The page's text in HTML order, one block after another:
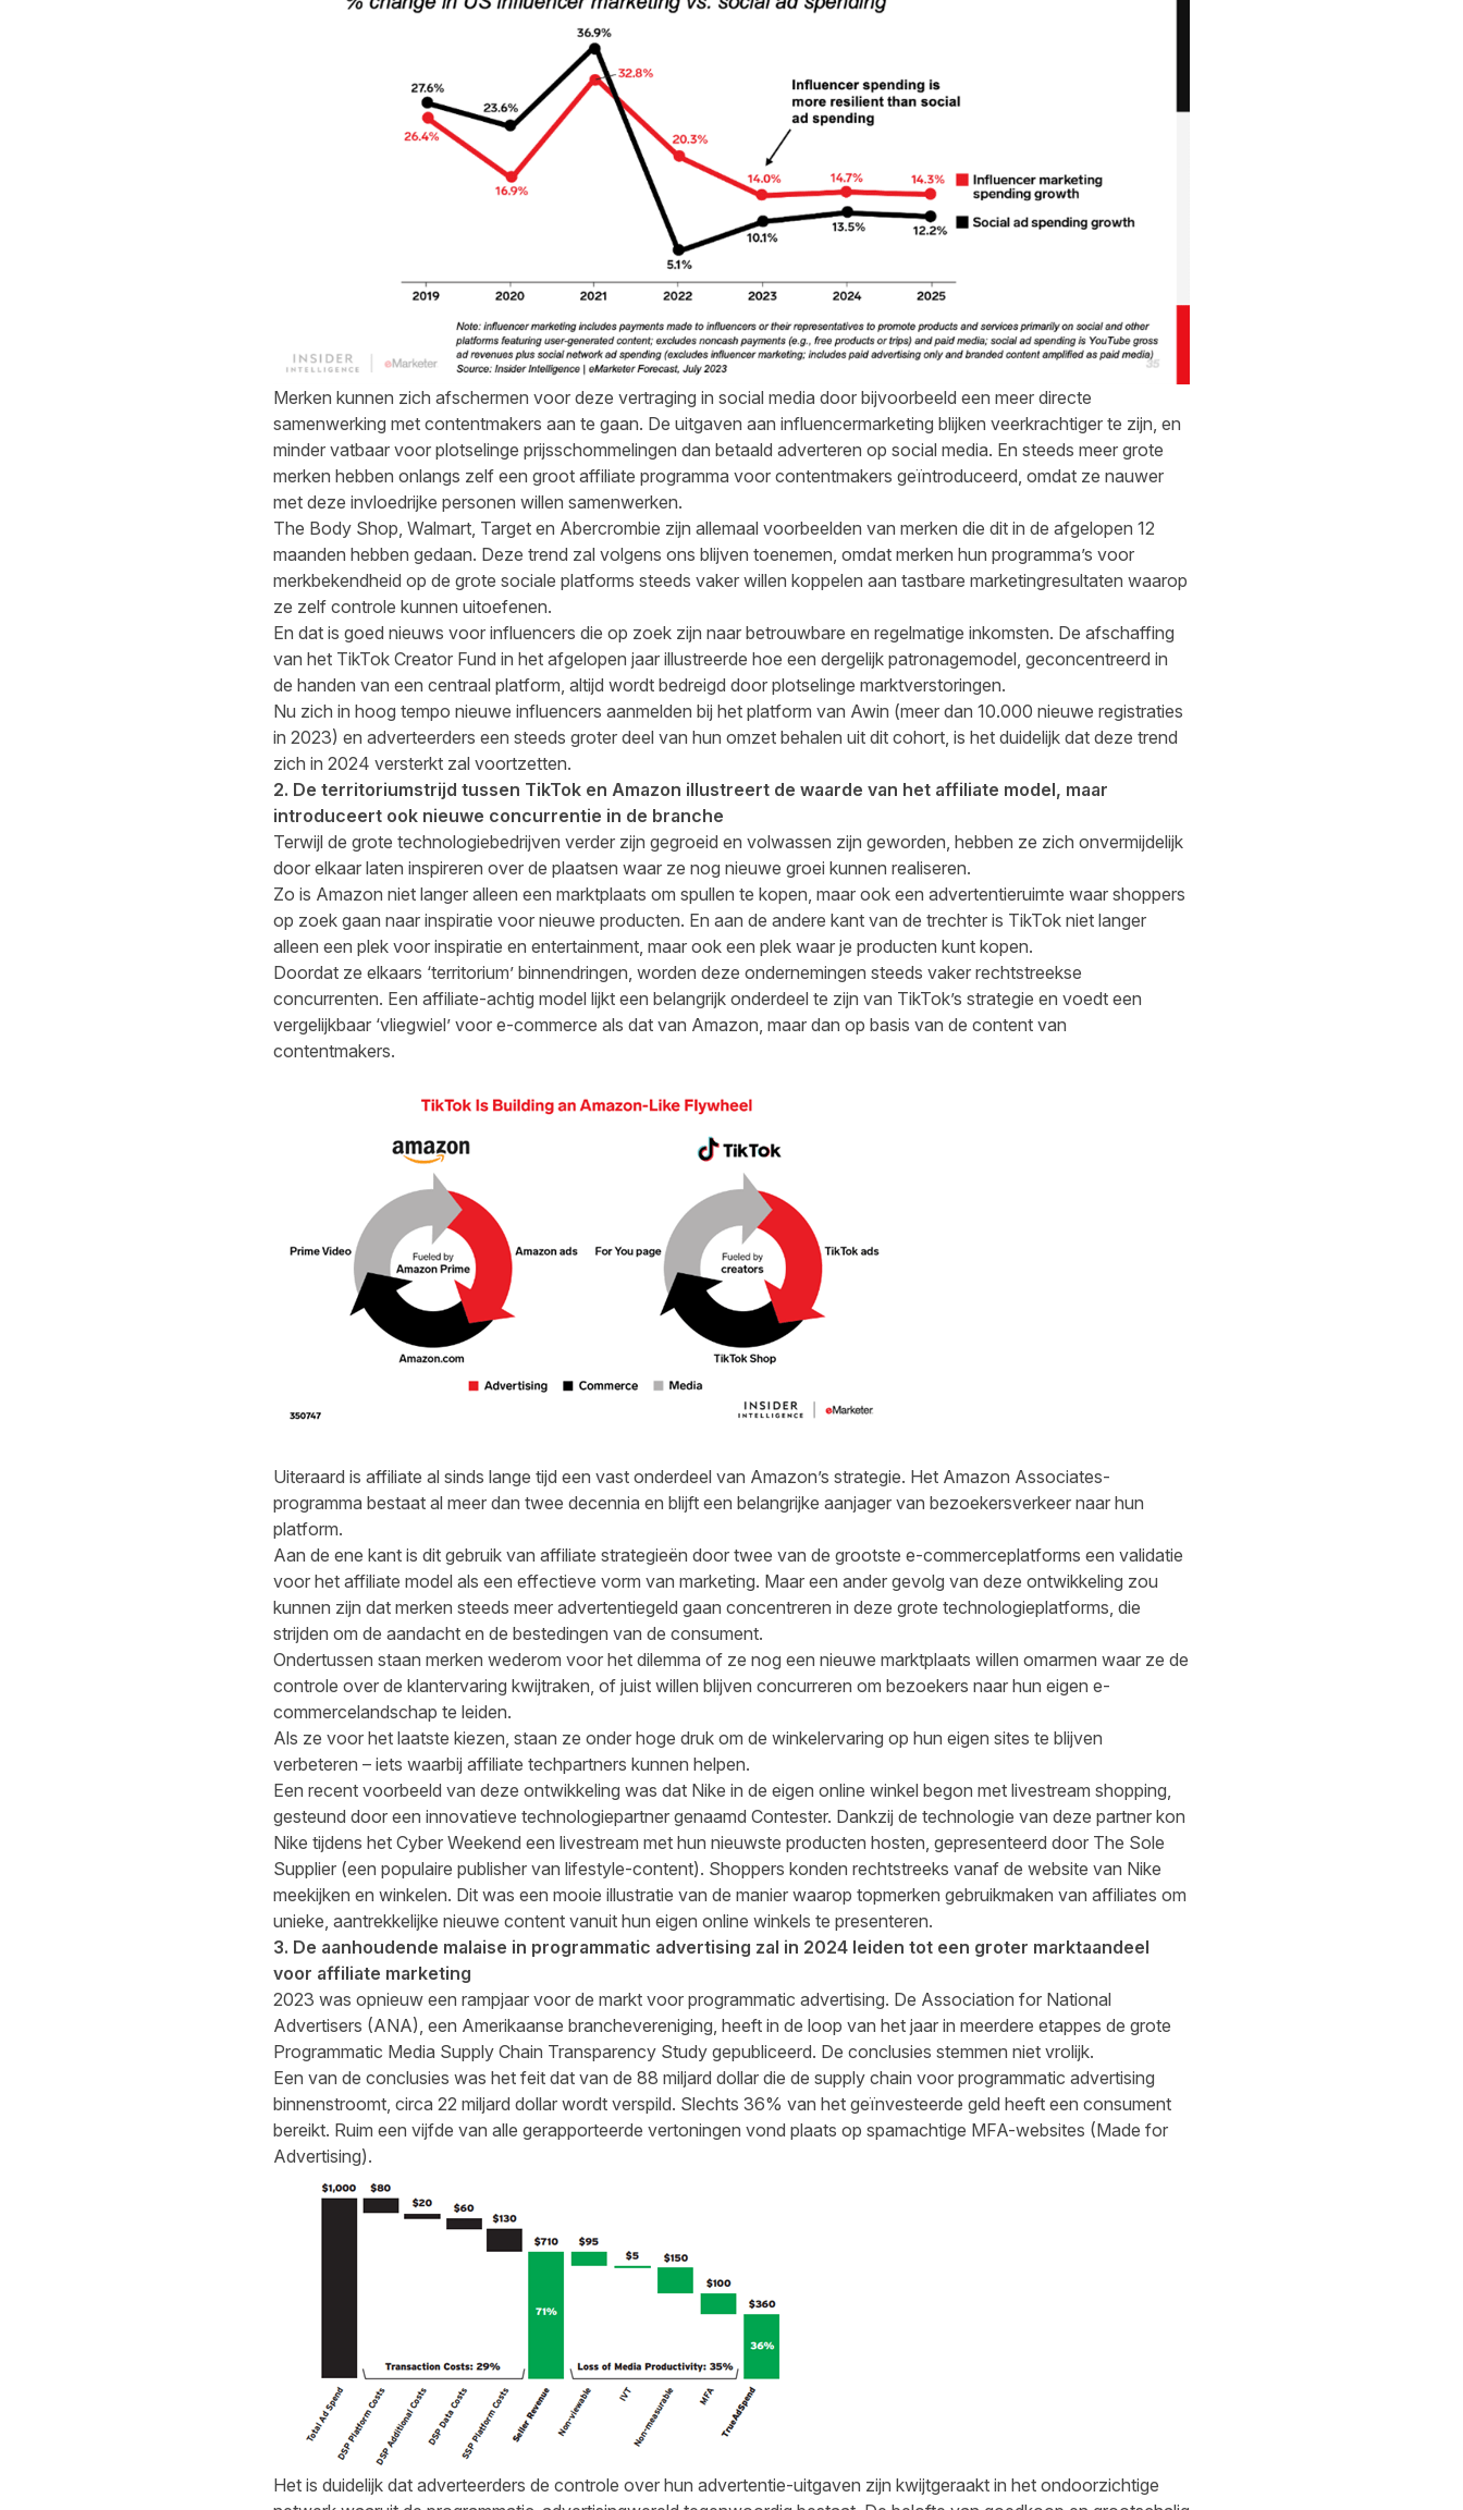
Merken kunnen zich afschermen voor deze vertraging in social media door bijvoorbeeld een meer directe
samenwerking met contentmakers aan te gaan. De uitgaven aan influencermarketing blijken veerkrachtiger te zijn, en
minder vatbaar voor plotselinge prijsschommelingen dan betaald adverteren op social media. En steeds meer grote
merken hebben onlangs zelf een groot affiliate programma voor contentmakers geïntroduceerd, omdat ze nauwer
met deze invloedrijke personen willen samenwerken.
The Body Shop, Walmart, Target en Abercrombie zijn allemaal voorbeelden van merken die dit in de afgelopen 12
maanden hebben gedaan. Deze trend zal volgens ons blijven toenemen, omdat merken hun programma’s voor
merkbekendheid op de grote sociale platforms steeds vaker willen koppelen aan tastbare marketingresultaten waarop
ze zelf controle kunnen uitoefenen.
En dat is goed nieuws voor influencers die op zoek zijn naar betrouwbare en regelmatige inkomsten. De afschaffing
van het TikTok Creator Fund in het afgelopen jaar illustreerde hoe een dergelijk patronagemodel, geconcentreerd in
de handen van een centraal platform, altijd wordt bedreigd door plotselinge marktverstoringen.
Nu zich in hoog tempo nieuwe influencers aanmelden bij het platform van Awin (meer dan 10.000 nieuwe registraties
in 2023) en adverteerders een steeds groter deel van hun omzet behalen uit dit cohort, is het duidelijk dat deze trend
zich in 2024 versterkt zal voortzetten.
2. De territoriumstrijd tussen TikTok en Amazon illustreert de waarde van het affiliate model, maar
introduceert ook nieuwe concurrentie in de branche
Terwijl de grote technologiebedrijven verder zijn gegroeid en volwassen zijn geworden, hebben ze zich onvermijdelijk
door elkaar laten inspireren over de plaatsen waar ze nog nieuwe groei kunnen realiseren.
Zo is Amazon niet langer alleen een marktplaats om spullen te kopen, maar ook een advertentieruimte waar shoppers
op zoek gaan naar inspiratie voor nieuwe producten. En aan de andere kant van de trechter is TikTok niet langer
alleen een plek voor inspiratie en entertainment, maar ook een plek waar je producten kunt kopen.
Doordat ze elkaars ‘territorium’ binnendringen, worden deze ondernemingen steeds vaker rechtstreekse
concurrenten. Een affiliate-achtig model lijkt een belangrijk onderdeel te zijn van TikTok’s strategie en voedt een
vergelijkbaar ‘vliegwiel’ voor e-commerce als dat van Amazon, maar dan op basis van de content van
contentmakers.
Uiteraard is affiliate al sinds lange tijd een vast onderdeel van Amazon’s strategie. Het Amazon Associates-
programma bestaat al meer dan twee decennia en blijft een belangrijke aanjager van bezoekersverkeer naar hun
platform.
Aan de ene kant is dit gebruik van affiliate strategieën door twee van de grootste e-commerceplatforms een validatie
voor het affiliate model als een effectieve vorm van marketing. Maar een ander gevolg van deze ontwikkeling zou
kunnen zijn dat merken steeds meer advertentiegeld gaan concentreren in deze grote technologieplatforms, die
strijden om de aandacht en de bestedingen van de consument.
Ondertussen staan merken wederom voor het dilemma of ze nog een nieuwe marktplaats willen omarmen waar ze de
controle over de klantervaring kwijtraken, of juist willen blijven concurreren om bezoekers naar hun eigen e-
commercelandschap te leiden.
Als ze voor het laatste kiezen, staan ze onder hoge druk om de winkelervaring op hun eigen sites te blijven
verbeteren – iets waarbij affiliate techpartners kunnen helpen.
Een recent voorbeeld van deze ontwikkeling was dat Nike in de eigen online winkel begon met livestream shopping,
gesteund door een innovatieve technologiepartner genaamd Contester. Dankzij de technologie van deze partner kon
Nike tijdens het Cyber Weekend een livestream met hun nieuwste producten hosten, gepresenteerd door The Sole
Supplier (een populaire publisher van lifestyle-content). Shoppers konden rechtstreeks vanaf de website van Nike
meekijken en winkelen. Dit was een mooie illustratie van de manier waarop topmerken gebruikmaken van affiliates om
unieke, aantrekkelijke nieuwe content vanuit hun eigen online winkels te presenteren.
3. De aanhoudende malaise in programmatic advertising zal in 2024 leiden tot een groter marktaandeel
voor affiliate marketing
2023 was opnieuw een rampjaar voor de markt voor programmatic advertising. De Association for National
Advertisers (ANA), een Amerikaanse branchevereniging, heeft in de loop van het jaar in meerdere etappes de grote
Programmatic Media Supply Chain Transparency Study gepubliceerd. De conclusies stemmen niet vrolijk.
Een van de conclusies was het feit dat van de 88 miljard dollar die de supply chain voor programmatic advertising
binnenstroomt, circa 22 miljard dollar wordt verspild. Slechts 36% van het geïnvesteerde geld heeft een consument
bereikt. Ruim een vijfde van alle gerapporteerde vertoningen vond plaats op spamachtige MFA-websites (Made for
Advertising).
Het is duidelijk dat adverteerders de controle over hun advertentie-uitgaven zijn kwijtgeraakt in het ondoorzichtige